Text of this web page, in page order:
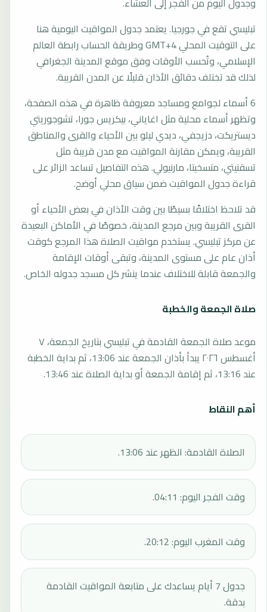
تبليسي تقع في جورجيا. يعتمد جدول المواقيت اليومية هنا
على التوقيت المحلي GMT+4 وطريقة الحساب رابطة العالم
الإسلامي، وتُحسب الأوقات وفق موقع المدينة الجغرافي
لذلك قد تختلف دقائق الأذان قليلًا عن المدن القريبة.
6 أسماء لجوامع ومساجد معروفة ظاهرة في هذه الصفحة،
وتظهر أسماء محلية مثل اغاياني، بيكريس جورا، تشوجوريتي
ديستريكت، دزيجفي، ديدي ليلو بين الأحياء والقرى والمناطق
القريبة، ويمكن مقارنة المواقيت مع مدن قريبة مثل
تسقنيتي، متسخيتا، مارنيولي. هذه التفاصيل تساعد الزائر على
قراءة جدول المواقيت ضمن سياق محلي أوضح.
قد تلاحظ اختلافًا بسيطًا بين وقت الأذان في بعض الأحياء أو
القرى القريبة وبين مرجع المدينة، خصوصًا في الأماكن البعيدة
عن مركز تبليسي. يستخدم مواقيت الصلاة هذا المرجع كوقت
أذان عام على مستوى المدينة، وتبقى أوقات الإقامة
والجمعة قابلة للاختلاف عندما ينشر كل مسجد جدوله الخاص.
صلاة الجمعة والخطبة
موعد صلاة الجمعة القادمة في تبليسي بتاريخ الجمعة، ٧
أغسطس ٢٠٢٦ يبدأ بأذان الجمعة عند 13:06، ثم بداية الخطبة
عند 13:16، ثم إقامة الجمعة أو بداية الصلاة عند 13:46.
أهم النقاط
الصلاة القادمة: الظهر عند 13:06.
وقت الفجر اليوم: 04:11.
وقت المغرب اليوم: 20:12.
جدول 7 أيام يساعدك على متابعة المواقيت القادمة
بدقة.